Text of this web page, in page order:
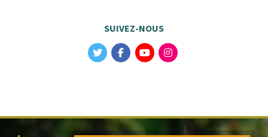
SUIVEZ-NOUS